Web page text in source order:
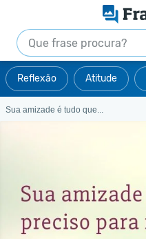
Reflexão Atitude
Sua amizade é tudo que...